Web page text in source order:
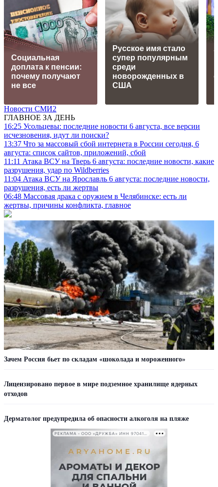
Социальная
доплата к пенсии:
почему получают
не все
Русское имя стало
супер популярным
среди
новорожденных в
США
Новости СМИ2
ГЛАВНОЕ ЗА ДЕНЬ
16:25 Усольцевы: последние новости 6 августа, все версии
исчезновения, идут ли поиски?
13:37 Что за массовый сбой интернета в России сегодня, 6
августа: список сайтов, приложений, сбой
11:11 Атака ВСУ на Тверь 6 августа: последние новости, какие
разрушения, удар по Wildberries
11:04 Атака ВСУ на Ярославль 6 августа: последние новости,
разрушения, есть ли жертвы
06:48 Массовая драка с оружием в Челябинске: есть ли
жертвы, причины конфликта, главное
Зачем Россия бьет по складам «шоколада и мороженного»
Лицензировано первое в мире подземное хранилище ядерных
отходов
Дерматолог предупредила об опасности алкоголя на пляже